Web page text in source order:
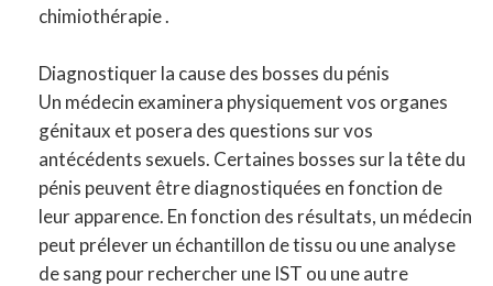
chimiothérapie .
Diagnostiquer la cause des bosses du pénis
Un médecin examinera physiquement vos organes
génitaux et posera des questions sur vos
antécédents sexuels. Certaines bosses sur la tête du
pénis peuvent être diagnostiquées en fonction de
leur apparence. En fonction des résultats, un médecin
peut prélever un échantillon de tissu ou une analyse
de sang pour rechercher une IST ou une autre